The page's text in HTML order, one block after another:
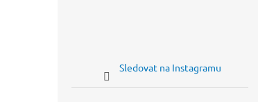
Sledovat na Instagramu